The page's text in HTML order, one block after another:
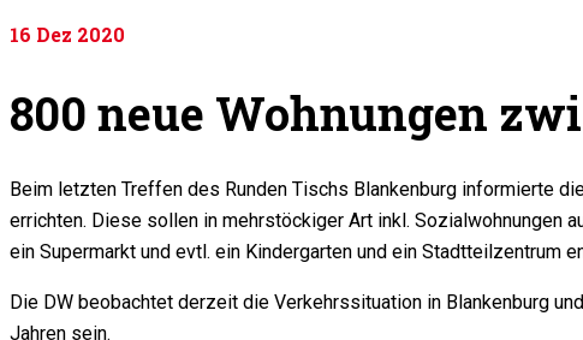
16 Dez 2020
800 neue Wohnungen
Beim letzten Treffen des Runden Tischs Blankenburg informierte
errichten. Diese sollen in mehrstöckiger Art inkl. Sozialwohnungen
ein Supermarkt und evtl. ein Kindergarten und ein Stadtteilzentrum
Die DW beobachtet derzeit die Verkehrssituation in Blankenburg
Jahren sein.